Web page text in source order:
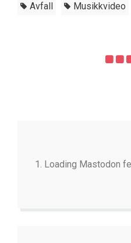
Avfall Musikkvideo
Loading Mastodon